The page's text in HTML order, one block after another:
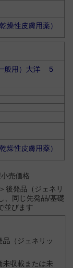
燥性皮膚用薬）
般用）大洋 ５
燥性皮膚用薬）
売価格
後発品（ジェネリ
、同じ先発品/基礎
並びます
品（ジェネリッ
未収載または未